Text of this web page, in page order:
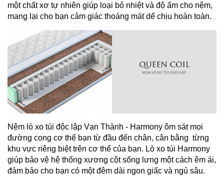
một chất xơ tự nhiên giúp loại bỏ nhiệt và độ ẩm cho nệm,
mang lại cho bạn cảm giác thoáng mát dể chịu hoàn toàn.
Nệm lò xo túi độc lập Vạn Thành - Harmony ôm sát mọi
đường cong cơ thể bạn từ đầu đến chân, cân bằng từng
khu vực riêng biệt trên cơ thể của bạn. Lò xo túi Harmony
giúp bảo vệ hệ thống xương cột sống lưng một cách êm ái,
đảm bảo cho bạn có một đêm dài ngon giấc và ngủ sâu.